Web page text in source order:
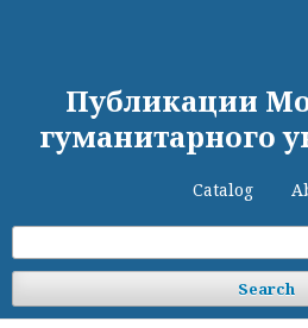
Публикации
гуманитарного
Catalog
Search